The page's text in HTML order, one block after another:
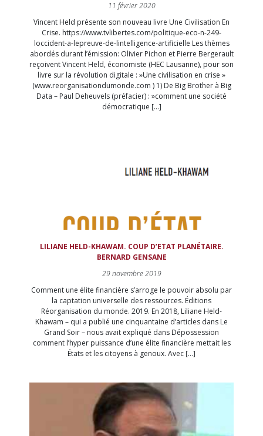
11 février 2020
Vincent Held présente son nouveau livre Une Civilisation En
Crise. https://www.tvlibertes.com/politique-eco-n-249-
loccident-a-lepreuve-de-lintelligence-artificielle Les thèmes
abordés durant l’émission: Olivier Pichon et Pierre Bergerault
reçoivent Vincent Held, économiste (HEC Lausanne), pour son
livre sur la révolution digitale : »Une civilisation en crise »
(www.reorganisationdumonde.com ) 1) De Big Brother à Big
Data – Paul Deheuvels (préfacier) : »comment une société
démocratique […]
LILIANE HELD-KHAWAM. COUP D’ETAT PLANÉTAIRE.
BERNARD GENSANE
29 novembre 2019
Comment une élite financière s’arroge le pouvoir absolu par
la captation universelle des ressources. Éditions
Réorganisation du monde. 2019. En 2018, Liliane Held-
Khawam – qui a publié une cinquantaine d’articles dans Le
Grand Soir – nous avait expliqué dans Dépossession
comment l’hyper puissance d’une élite financière mettait les
États et les citoyens à genoux. Avec […]